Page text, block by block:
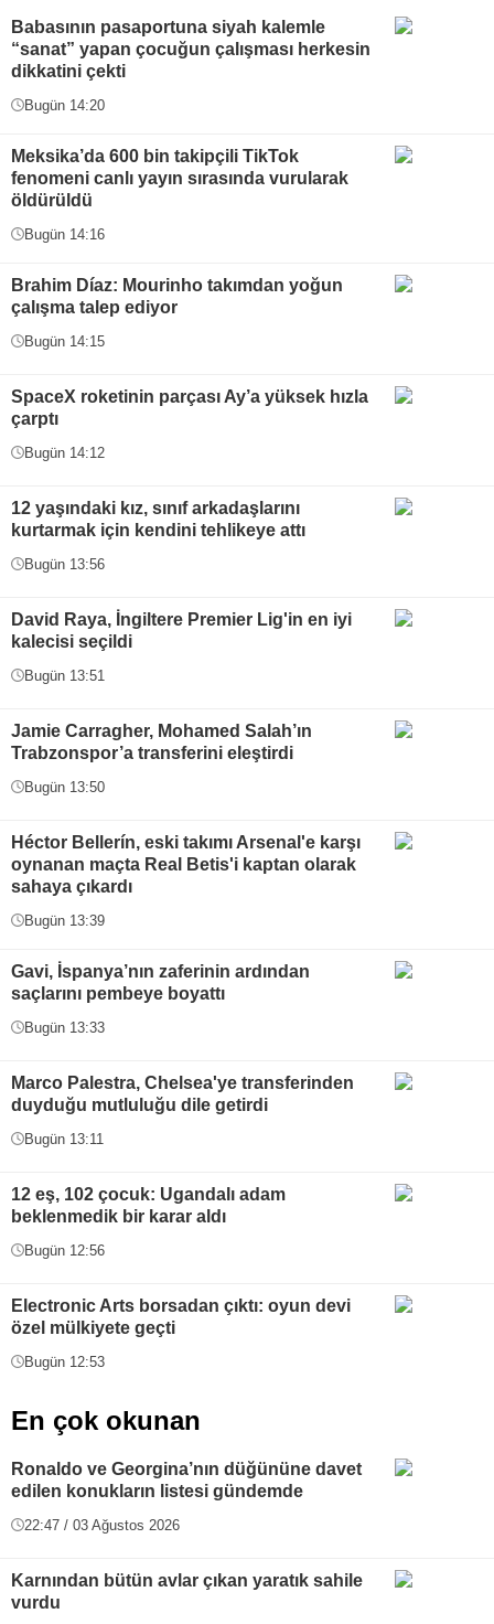
Babasının pasaportuna siyah kalemle
“sanat” yapan çocuğun çalışması herkesin
dikkatini çekti
Bugün 14:20
Meksika’da 600 bin takipçili TikTok
fenomeni canlı yayın sırasında vurularak
öldürüldü
Bugün 14:16
Brahim Díaz: Mourinho takımdan yoğun
çalışma talep ediyor
Bugün 14:15
SpaceX roketinin parçası Ay’a yüksek hızla
çarptı
Bugün 14:12
12 yaşındaki kız, sınıf arkadaşlarını
kurtarmak için kendini tehlikeye attı
Bugün 13:56
David Raya, İngiltere Premier Lig'in en iyi
kalecisi seçildi
Bugün 13:51
Jamie Carragher, Mohamed Salah’ın
Trabzonspor’a transferini eleştirdi
Bugün 13:50
Héctor Bellerín, eski takımı Arsenal'e karşı
oynanan maçta Real Betis'i kaptan olarak
sahaya çıkardı
Bugün 13:39
Gavi, İspanya’nın zaferinin ardından
saçlarını pembeye boyattı
Bugün 13:33
Marco Palestra, Chelsea'ye transferinden
duyduğu mutluluğu dile getirdi
Bugün 13:11
12 eş, 102 çocuk: Ugandalı adam
beklenmedik bir karar aldı
Bugün 12:56
Electronic Arts borsadan çıktı: oyun devi
özel mülkiyete geçti
Bugün 12:53
En çok okunan
Ronaldo ve Georgina’nın düğününe davet
edilen konukların listesi gündemde
22:47 / 03 Ağustos 2026
Karnından bütün avlar çıkan yaratık sahile
vurdu